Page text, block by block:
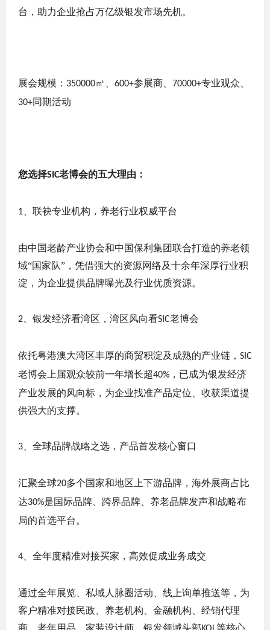
台，助力企业抢占万亿级银发市场先机。
展会规模： 350000㎡、 600+参展商、 70000+专业观众、
30+同期活动
您选择SIC老博会的五大理由：
1 、联袂专业机构，养老行业权威平台
由中国老龄产业协会和中国保利集团联合打造的养老领
域“国家队”，凭借强大的资源网络及十余年深厚行业积
淀，为企业提供品牌曝光及行业优质资源。
2 、银发经济看湾区，湾区风向看SIC老博会
依托粤港澳大湾区丰厚的商贸积淀及成熟的产业链， SIC
老博会上届观众较前一年增长超40% ，已成为银发经济
产业发展的风向标，为企业找准产品定位、收获渠道提
供强大的支撑。
3 、全球品牌战略之选，产品首发核心窗口
汇聚全球20多个国家和地区上下游品牌，海外展商占比
达30%是国际品牌、跨界品牌、养老品牌发声和战略布
局的首选平台。
4 、全年度精准对接买家，高效促成业务成交
通过全年展览、私域人脉圈活动、线上询单推送等，为
客户精准对接民政、养老机构、金融机构、经销代理
商、老年用品、家装设计师、银发领域头部
等核心